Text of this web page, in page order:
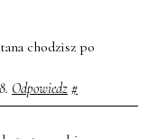
chodzisz po
Odpowiedz #